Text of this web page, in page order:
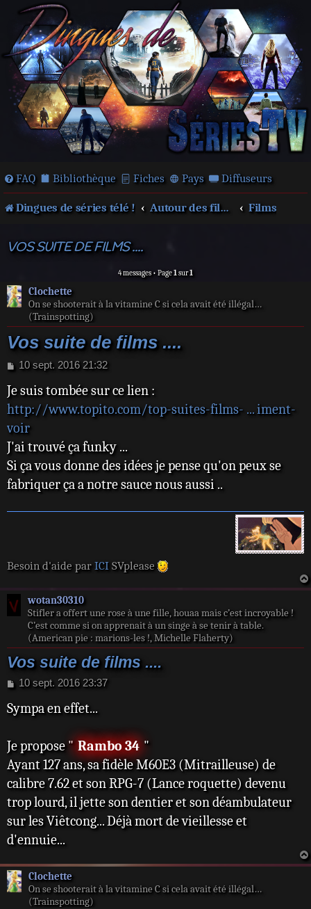
FAQ Bibliothèque Fiches Pays Diffuseurs
Dingues de séries télé ! Autour des films et séries Films
VOS SUITE DE FILMS ....
4 messages • Page1sur1
Clochette
On se shooterait à la vitamine C si cela avait été illégal…
(Trainspotting)
Vos suite de films ....
M
s
a
g
10 sept. 2016 21:32
Je suis tombée sur ce lien :
http://www.topito.com/top-suites-films- ... iment-
voir
J'ai trouvé ça funky ...
Si ça vous donne des idées je pense qu'on peux se
fabriquer ça a notre sauce nous aussi ..
Besoin d'aide par ICI SVplease
wotan30310
Stifler a offert une rose à une fille, houaa mais c’est incroyable !
C’est comme si on apprenait à un singe à se tenir à table.
(American pie : marions-les !, Michelle Flaherty)
Vos suite de films ....
M
s
s
g
e
10 sept. 2016 23:37
Sympa en effet...
Je propose " Rambo 34 "
Ayant 127 ans, sa fidèle M60E3 (Mitrailleuse) de
calibre 7.62 et son RPG-7 (Lance roquette) devenu
trop lourd, il jette son dentier et son déambulateur
sur les Viêtcong... Déjà mort de vieillesse et
d'ennuie...
Clochette
On se shooterait à la vitamine C si cela avait été illégal…
(Trainspotting)